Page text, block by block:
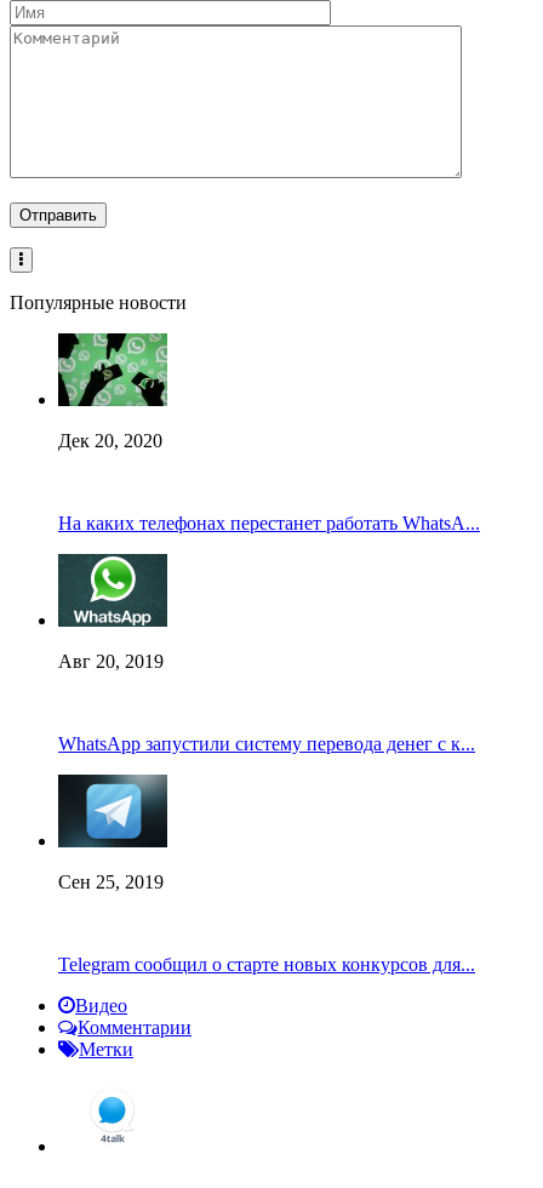
Популярные новости
Дек 20, 2020
На каких телефонах перестанет работать WhatsA...
Авг 20, 2019
WhatsApp запустили систему перевода денег с к...
Сен 25, 2019
Telegram сообщил о старте новых конкурсов для...
Видео
Комментарии
Метки